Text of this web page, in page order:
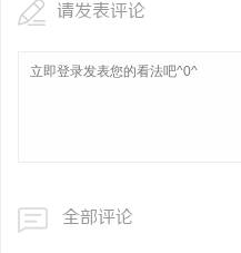
请发表评论
全部评论